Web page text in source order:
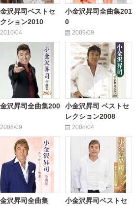
沢昇司ベストセ
ション2010
2010/04
小金沢昇司全曲集201
0
2009/09
沢昇司全曲集200
2008/09
小金沢昇司 ベストセ
レクション2008
2008/04
沢昇司全曲集
小金沢昇司ベストセ